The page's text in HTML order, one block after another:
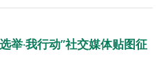
举‧我行动”社交媒体贴图征